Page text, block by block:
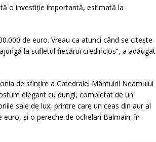
o investiție importantă, estimată la
de euro. Vreau ca atunci când se citește
la sufletul fiecărui credincios”, a adăugat
de sfințire a Catedralei Mântuirii Neamului
elegant cu dungi, completat de un
sale de lux, printre care un ceas din aur al
și o pereche de ochelari Balmain, în